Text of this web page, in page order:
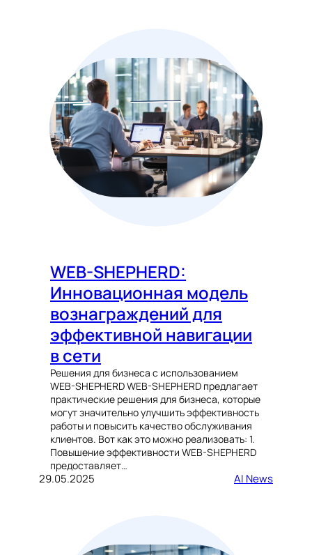
WEB-SHEPHERD:
Инновационная модель
вознаграждений для
эффективной навигации
в сети
Решения для бизнеса с использованием
WEB-SHEPHERD WEB-SHEPHERD предлагает
практические решения для бизнеса, которые
могут значительно улучшить эффективность
работы и повысить качество обслуживания
клиентов. Вот как это можно реализовать: 1.
Повышение эффективности WEB-SHEPHERD
предоставляет…
29.05.2025 AI News